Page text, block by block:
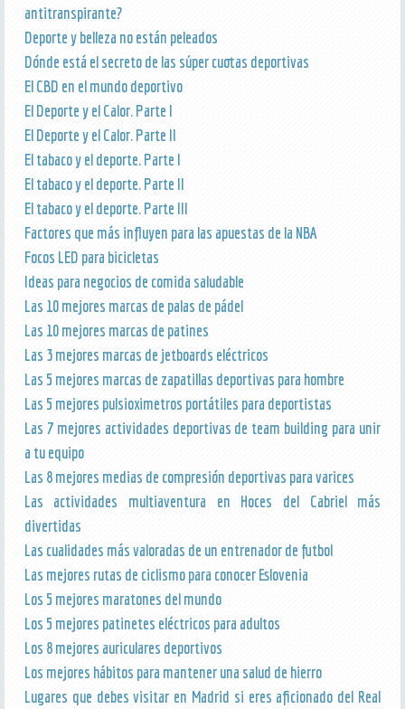
antitranspirante?
Deporte y belleza no están peleados
Dónde está el secreto de las súper cuotas deportivas
El CBD en el mundo deportivo
El Deporte y el Calor. Parte I
El Deporte y el Calor. Parte II
El tabaco y el deporte. Parte I
El tabaco y el deporte. Parte II
El tabaco y el deporte. Parte III
Factores que más influyen para las apuestas de la NBA
Focos LED para bicicletas
Ideas para negocios de comida saludable
Las 10 mejores marcas de palas de pádel
Las 10 mejores marcas de patines
Las 3 mejores marcas de jetboards eléctricos
Las 5 mejores marcas de zapatillas deportivas para hombre
Las 5 mejores pulsioximetros portátiles para deportistas
Las 7 mejores actividades deportivas de team building para unir
a tu equipo
Las 8 mejores medias de compresión deportivas para varices
Las actividades multiaventura en Hoces del Cabriel más
divertidas
Las cualidades más valoradas de un entrenador de futbol
Las mejores rutas de ciclismo para conocer Eslovenia
Los 5 mejores maratones del mundo
Los 5 mejores patinetes eléctricos para adultos
Los 8 mejores auriculares deportivos
Los mejores hábitos para mantener una salud de hierro
Lugares que debes visitar en Madrid si eres aficionado del Real